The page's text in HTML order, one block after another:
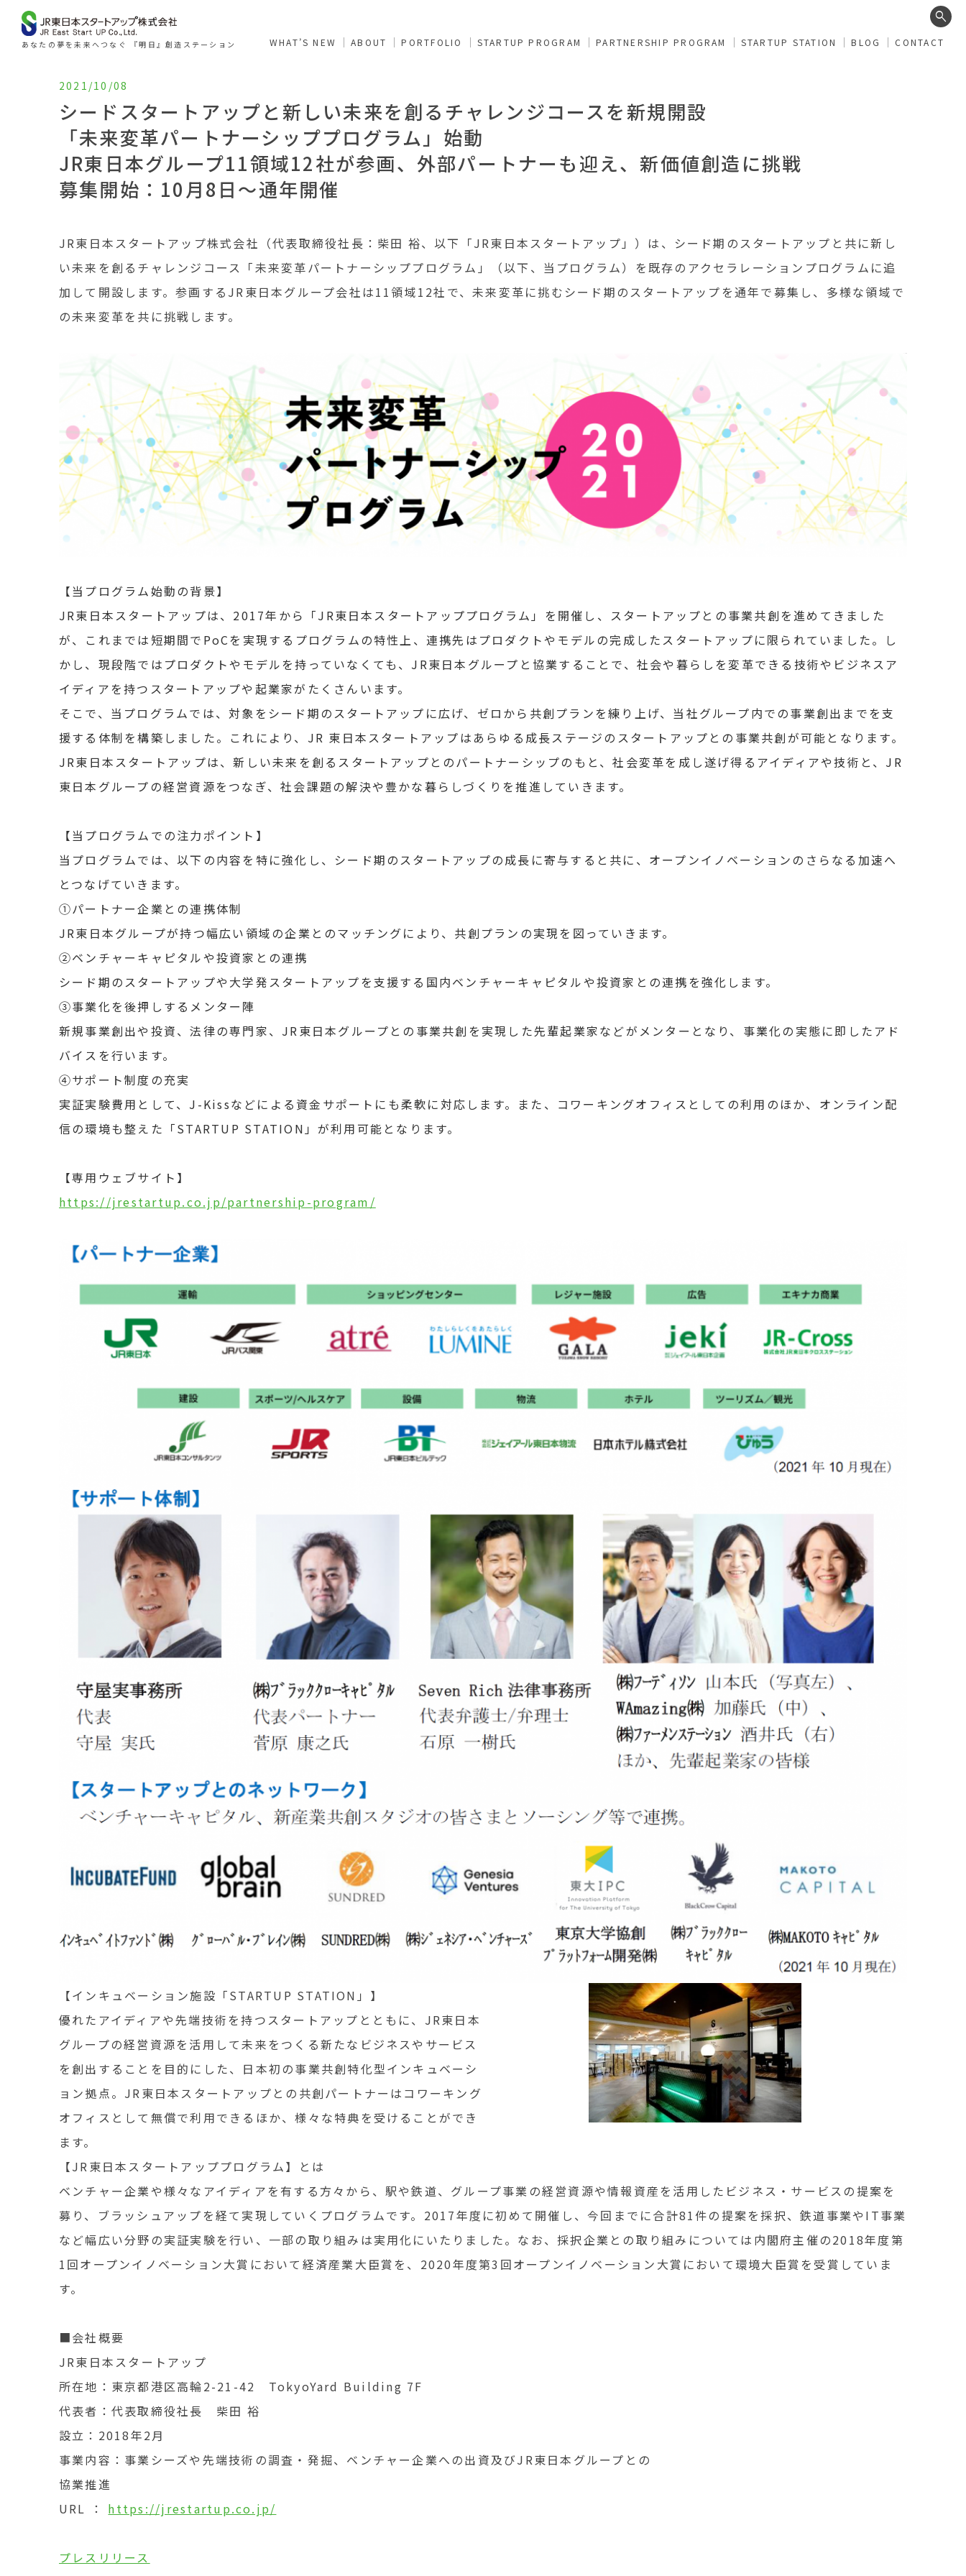
あなたの夢を未来へつなぐ 『明日』創造ステーション
search
WHAT’S NEW ABOUT PORTFOLIO STARTUP PROGRAM PARTNERSHIP PROGRAM STARTUP STATION BLOG CONTACT
2021/10/08
シードスタートアップと新しい未来を創るチャレンジコースを新規開設
「未来変⾰パートナーシッププログラム」始動
JR東日本グループ11領域12社が参画、外部パートナーも迎え、新価値創造に挑戦
募集開始：10月8日～通年開催
JR東日本スタートアップ株式会社（代表取締役社長：柴田 裕、以下「JR東日本スタートアップ」）は、シード期のスタートアップと共に新し
い未来を創るチャレンジコース「未来変革パートナーシッププログラム」（以下、当プログラム）を既存のアクセラレーションプログラムに追
加して開設します。参画するJR東日本グループ会社は11領域12社で、未来変革に挑むシード期のスタートアップを通年で募集し、多様な領域で
の未来変革を共に挑戦します。
【当プログラム始動の背景】
JR東日本スタートアップは、2017年から「JR東日本スタートアッププログラム」を開催し、スタートアップとの事業共創を進めてきました
が、これまでは短期間でPoCを実現するプログラムの特性上、連携先はプロダクトやモデルの完成したスタートアップに限られていました。し
かし、現段階ではプロダクトやモデルを持っていなくても、JR東日本グループと協業することで、社会や暮らしを変革できる技術やビジネスア
イディアを持つスタートアップや起業家がたくさんいます。
そこで、当プログラムでは、対象をシード期のスタートアップに広げ、ゼロから共創プランを練り上げ、当社グループ内での事業創出までを支
援する体制を構築しました。これにより、JR 東日本スタートアップはあらゆる成長ステージのスタートアップとの事業共創が可能となります。
JR東日本スタートアップは、新しい未来を創るスタートアップとのパートナーシップのもと、社会変革を成し遂げ得るアイディアや技術と、JR
東日本グループの経営資源をつなぎ、社会課題の解決や豊かな暮らしづくりを推進していきます。
【当プログラムでの注力ポイント】
当プログラムでは、以下の内容を特に強化し、シード期のスタートアップの成長に寄与すると共に、オープンイノベーションのさらなる加速へ
とつなげていきます。
①パートナー企業との連携体制
JR東日本グループが持つ幅広い領域の企業とのマッチングにより、共創プランの実現を図っていきます。
②ベンチャーキャピタルや投資家との連携
シード期のスタートアップや大学発スタートアップを支援する国内ベンチャーキャピタルや投資家との連携を強化します。
③事業化を後押しするメンター陣
新規事業創出や投資、法律の専門家、JR東日本グループとの事業共創を実現した先輩起業家などがメンターとなり、事業化の実態に即したアド
バイスを行います。
④サポート制度の充実
実証実験費用として、J-Kissなどによる資金サポートにも柔軟に対応します。また、コワーキングオフィスとしての利用のほか、オンライン配
信の環境も整えた「STARTUP STATION」が利用可能となります。
【専用ウェブサイト】
https://jrestartup.co.jp/partnership-program/
【インキュベーション施設「STARTUP STATION」】
優れたアイディアや先端技術を持つスタートアップとともに、JR東日本
グループの経営資源を活用して未来をつくる新たなビジネスやサービス
を創出することを目的にした、日本初の事業共創特化型インキュベーシ
ョン拠点。JR東日本スタートアップとの共創パートナーはコワーキング
オフィスとして無償で利用できるほか、様々な特典を受けることができ
ます。
【JR東日本スタートアッププログラム】とは
ベンチャー企業や様々なアイディアを有する方々から、駅や鉄道、グループ事業の経営資源や情報資産を活用したビジネス・サービスの提案を
募り、ブラッシュアップを経て実現していくプログラムです。2017年度に初めて開催し、今回までに合計81件の提案を採択、鉄道事業やIT事業
など幅広い分野の実証実験を行い、一部の取り組みは実用化にいたりました。なお、採択企業との取り組みについては内閣府主催の2018年度第
1回オープンイノベーション大賞において経済産業大臣賞を、2020年度第3回オープンイノベーション大賞において環境大臣賞を受賞していま
す。
■会社概要
JR東日本スタートアップ
所在地：東京都港区高輪2-21-42 TokyoYard Building 7F
代表者：代表取締役社長 柴田 裕
設立：2018年2月
事業内容：事業シーズや先端技術の調査・発掘、ベンチャー企業への出資及びJR東日本グループとの
協業推進
URL ： https://jrestartup.co.jp/
プレスリリース